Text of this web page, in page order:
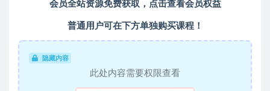
会员全站资源免费获取，点击查看会员权益
普通用户可在下方单独购买课程！
隐藏内容
此处内容需要权限查看